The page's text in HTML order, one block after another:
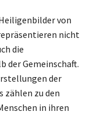
von
nicht
die
der Gemeinschaft.
der
zählen zu den
in ihren